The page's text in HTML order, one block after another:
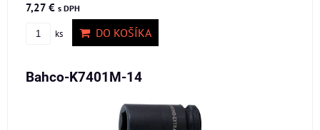
7,27 € s DPH
ks DO KOŠÍKA
Bahco-K7401M-14